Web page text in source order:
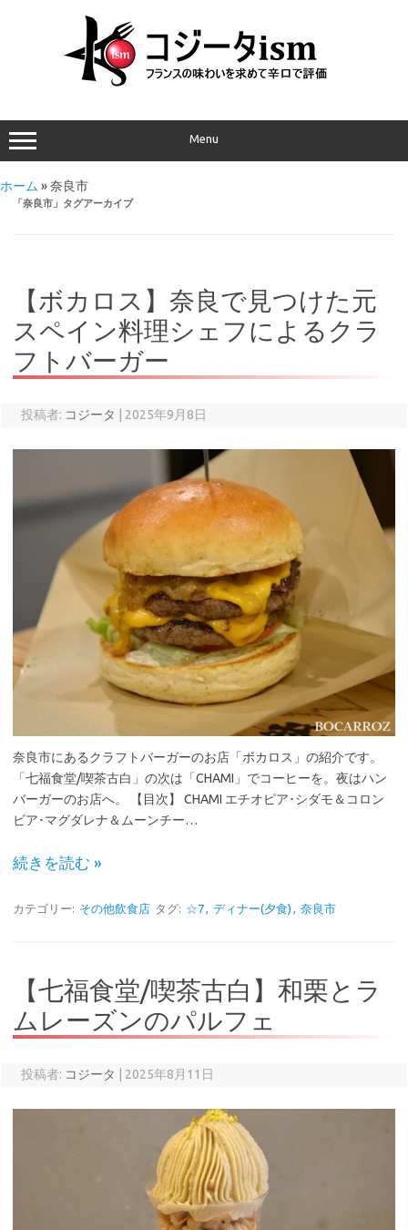
Menu
ホーム »奈良市
「奈良市 」タグアーカイブ
【ボカロス】奈良で見つけた元
スペイン料理シェフによるクラ
フトバーガー
投稿者: コジータ 2025年9月8日
奈良市にあるクラフトバーガーのお店「ボカロス」の紹介です。
「七福食堂/喫茶古白」の次は「CHAMI」でコーヒーを。夜はハン
バーガーのお店へ。 【目次】 CHAMI エチオピア･シダモ＆コロン
ビア･マグダレナ＆ムーンチー…
続きを読む »
カテゴリー: その他飲食店 タグ: ☆7, ディナー(夕食) , 奈良市
【七福食堂/喫茶古白】和栗とラ
ムレーズンのパルフェ
投稿者: コジータ 2025年8月11日